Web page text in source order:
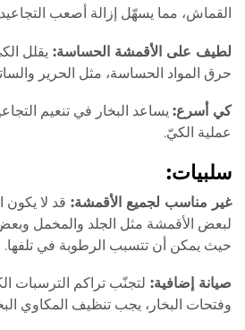
القماش، مما يسهّل إزالة أصعب
لطيف على الأقمشة الحساسة: يقلل
حرق المواد الحساسة، مثل الحرير
كي أسرع: يساعد البخار في تنعيم
عملية الكيّ.
سلبيات:
غير مناسب لجميع الأقمشة: قد لا يكون
لبعض الأقمشة مثل الجلد والمخمل
حيث يمكن أن تتسبب الرطوبة في تلفها.
صيانة إضافية: لتجنّب تراكم الترسبات
وفتحات البخار، يجب تنظيف المكاوي